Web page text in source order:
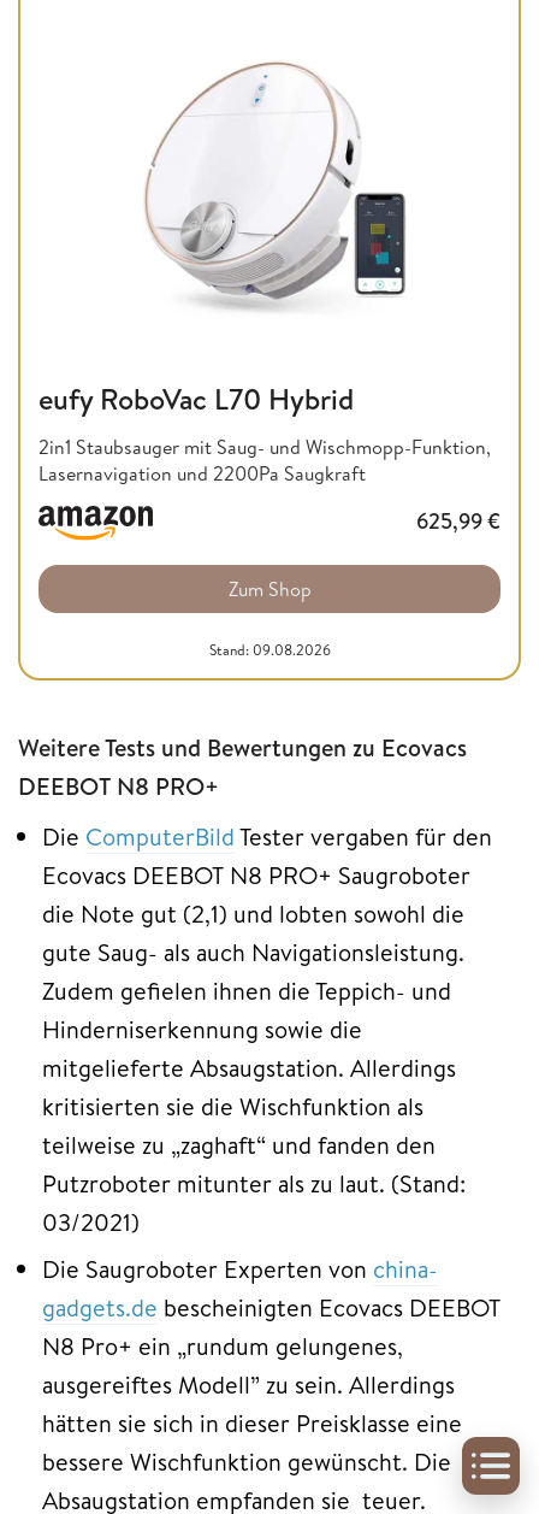
eufy RoboVac L70 Hybrid
2in1 Staubsauger mit Saug- und Wischmopp-Funktion,
Lasernavigation und 2200Pa Saugkraft
625,99€
Zum Shop
Stand: 09.08.2026
Weitere Tests und Bewertungen zu Ecovacs
DEEBOT N8 PRO+
Die ComputerBildTester vergaben für den
Ecovacs DEEBOT N8 PRO+ Saugroboter
die Note gut (2,1) und lobten sowohl die
gute Saug- als auch Navigationsleistung.
Zudem gefielen ihnen die Teppich- und
Hinderniserkennung sowie die
mitgelieferte Absaugstation. Allerdings
kritisierten sie die Wischfunktion als
teilweise zu „zaghaft“ und fanden den
Putzroboter mitunter als zu laut. (Stand:
03/2021)
Die Saugroboter Experten von china-
gadgets.de bescheinigten Ecovacs DEEBOT
N8 Pro+ ein „rundum gelungenes,
ausgereiftes Modell” zu sein. Allerdings
hätten sie sich in dieser Preisklasse eine
bessere Wischfunktion gewünscht. Die
Absaugstation empfanden sie teuer.